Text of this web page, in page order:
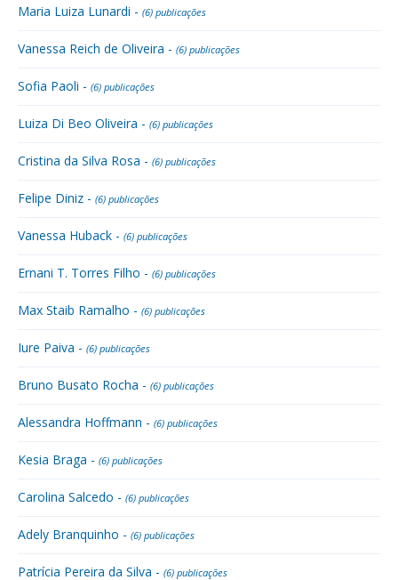
Maria Luiza Lunardi - (6) publicações
Vanessa Reich de Oliveira - (6) publicações
Sofia Paoli - (6) publicações
Luiza Di Beo Oliveira - (6) publicações
Cristina da Silva Rosa - (6) publicações
Felipe Diniz - (6) publicações
Vanessa Huback - (6) publicações
Ernani T. Torres Filho - (6) publicações
Max Staib Ramalho - (6) publicações
Iure Paiva - (6) publicações
Bruno Busato Rocha - (6) publicações
Alessandra Hoffmann - (6) publicações
Kesia Braga - (6) publicações
Carolina Salcedo - (6) publicações
Adely Branquinho - (6) publicações
Patrícia Pereira da Silva - (6) publicações